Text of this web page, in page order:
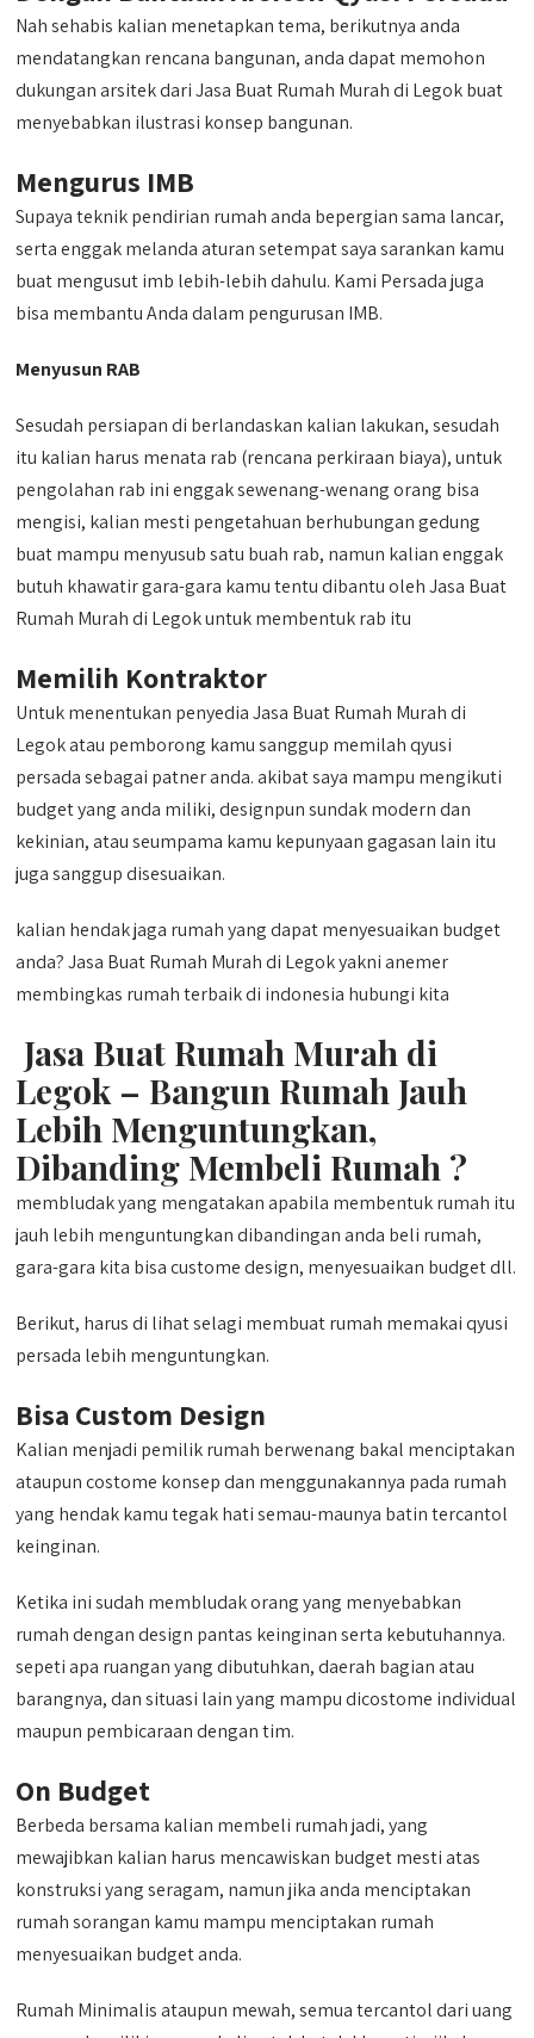
Nah sehabis kalian menetapkan tema, berikutnya anda
mendatangkan rencana bangunan, anda dapat memohon
dukungan arsitek dari Jasa Buat Rumah Murah di Legok buat
menyebabkan ilustrasi konsep bangunan.
Mengurus IMB
Supaya teknik pendirian rumah anda bepergian sama lancar,
serta enggak melanda aturan setempat saya sarankan kamu
buat mengusut imb lebih-lebih dahulu. Kami Persada juga
bisa membantu Anda dalam pengurusan IMB.
Menyusun RAB
Sesudah persiapan di berlandaskan kalian lakukan, sesudah
itu kalian harus menata rab (rencana perkiraan biaya), untuk
pengolahan rab ini enggak sewenang-wenang orang bisa
mengisi, kalian mesti pengetahuan berhubungan gedung
buat mampu menyusub satu buah rab, namun kalian enggak
butuh khawatir gara-gara kamu tentu dibantu oleh Jasa Buat
Rumah Murah di Legok untuk membentuk rab itu
Memilih Kontraktor
Untuk menentukan penyedia Jasa Buat Rumah Murah di
Legok atau pemborong kamu sanggup memilah qyusi
persada sebagai patner anda. akibat saya mampu mengikuti
budget yang anda miliki, designpun sundak modern dan
kekinian, atau seumpama kamu kepunyaan gagasan lain itu
juga sanggup disesuaikan.
kalian hendak jaga rumah yang dapat menyesuaikan budget
anda? Jasa Buat Rumah Murah di Legok yakni anemer
membingkas rumah terbaik di indonesia hubungi kita
Jasa Buat Rumah Murah di
Legok – Bangun Rumah Jauh
Lebih Menguntungkan,
Dibanding Membeli Rumah ?
membludak yang mengatakan apabila membentuk rumah itu
jauh lebih menguntungkan dibandingan anda beli rumah,
gara-gara kita bisa custome design, menyesuaikan budget dll.
Berikut, harus di lihat selagi membuat rumah memakai qyusi
persada lebih menguntungkan.
Bisa Custom Design
Kalian menjadi pemilik rumah berwenang bakal menciptakan
ataupun costome konsep dan menggunakannya pada rumah
yang hendak kamu tegak hati semau-maunya batin tercantol
keinginan.
Ketika ini sudah membludak orang yang menyebabkan
rumah dengan design pantas keinginan serta kebutuhannya.
sepeti apa ruangan yang dibutuhkan, daerah bagian atau
barangnya, dan situasi lain yang mampu dicostome individual
maupun pembicaraan dengan tim.
On Budget
Berbeda bersama kalian membeli rumah jadi, yang
mewajibkan kalian harus mencawiskan budget mesti atas
konstruksi yang seragam, namun jika anda menciptakan
rumah sorangan kamu mampu menciptakan rumah
menyesuaikan budget anda.
Rumah Minimalis ataupun mewah, semua tercantol dari uang